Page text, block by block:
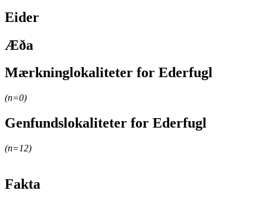
Eider
Æða
Mærkninglokaliteter for Ederfugl
−
(n=0)
Genfundslokaliteter for Ederfugl
−
(n=12)
Fakta